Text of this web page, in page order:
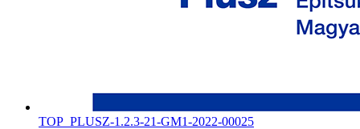
TOP_PLUSZ-1.2.3-21-GM1-2022-00025